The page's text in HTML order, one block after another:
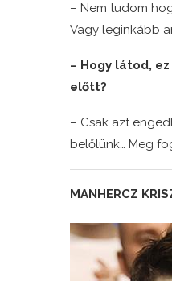
– Nem tudom
Vagy leginkább
– Hogy látod,
előtt?
– Csak azt
belőlünk… Meg
MANHERCZ